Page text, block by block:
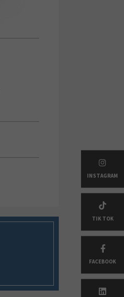
INSTAGRAM
TIK TOK
FACEBOOK